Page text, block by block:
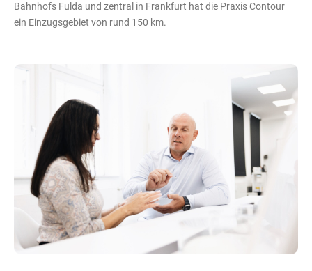
Bahnhofs Fulda und zentral in Frankfurt hat die Praxis Contour
ein Einzugsgebiet von rund 150 km.